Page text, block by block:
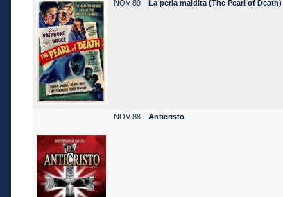
NOV-89 La perla maldita (The Pearl of Death)
NOV-88 Anticristo